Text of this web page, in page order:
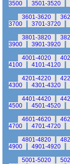
3500
3501-3520
3601-3620
3700
3701-3720
3801-3820
3900
3901-3920
4001-4020
4100
4101-4120
4201-4220
4300
4301-4320
4401-4420
4500
4501-4520
4601-4620
4700
4701-4720
4801-4820
4900
4901-4920
5001-5020